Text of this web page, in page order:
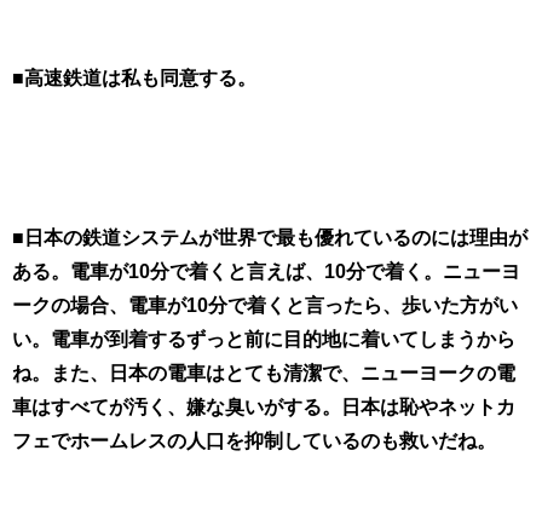
■高速鉄道は私も同意する。
■日本の鉄道システムが世界で最も優れているのには理由が
ある。電車が10分で着くと言えば、10分で着く。ニューヨ
ークの場合、電車が10分で着くと言ったら、歩いた方がい
い。電車が到着するずっと前に目的地に着いてしまうから
ね。また、日本の電車はとても清潔で、ニューヨークの電
車はすべてが汚く、嫌な臭いがする。日本は恥やネットカ
フェでホームレスの人口を抑制しているのも救いだね。